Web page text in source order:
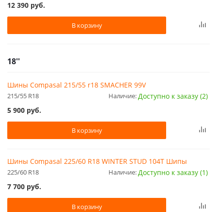
12 390 руб.
В корзину
18''
Шины Compasal 215/55 r18 SMACHER 99V
215/55 R18 Наличие:Доступно к заказу (2)
5 900 руб.
В корзину
Шины Compasal 225/60 R18 WINTER STUD 104T Шипы
225/60 R18 Наличие:Доступно к заказу (1)
7 700 руб.
В корзину